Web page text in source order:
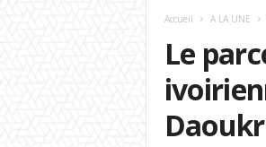
Accueil A LA UNE
Le